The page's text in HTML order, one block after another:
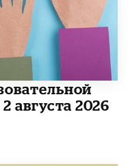
августа 2026